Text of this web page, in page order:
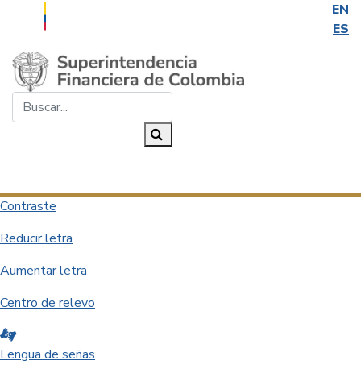
EN
ES
Saltar al contenido principal
Contraste
Reducir letra
Aumentar letra
Centro de relevo
Lengua de señas